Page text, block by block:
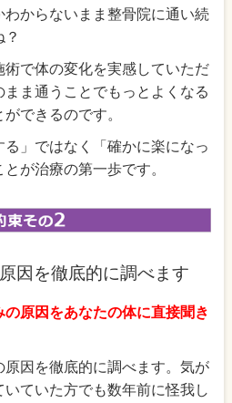
からないまま整骨院に通い続
で体の変化を実感していただ
ま通うことでもっとよくなる
できるのです。
る」ではなく「確かに楽になっ
が治療の第一歩です。
因を徹底的に調べます
原因をあなたの体に直接聞き
因を徹底的に調べます。気が
ていた方でも数年前に怪我し